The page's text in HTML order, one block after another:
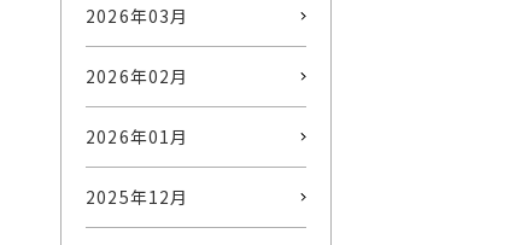
2026年03月
2026年02月
2026年01月
2025年12月